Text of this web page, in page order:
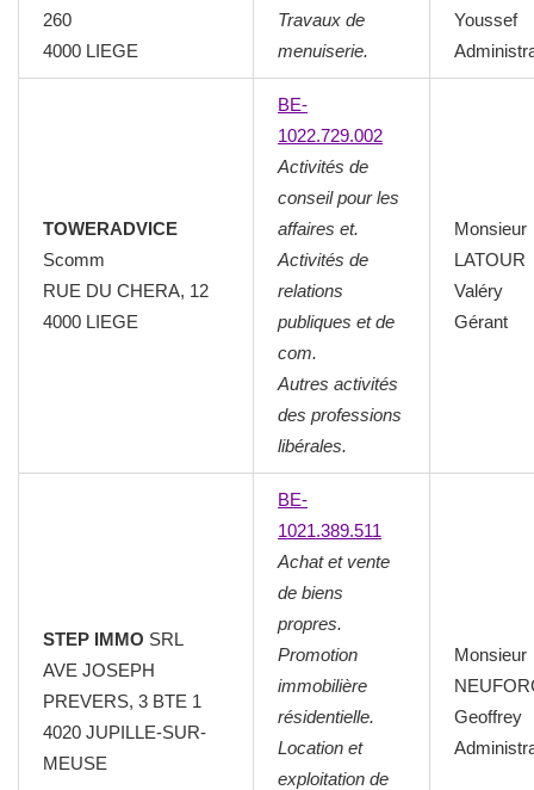
260
4000 LIEGE
Travaux de
menuiserie.
Youssef
TOWERADVICE
Scomm
RUE DU CHERA, 12
4000 LIEGE
BE-
1022.729.002
Activités de
conseil pour les
affaires et.
Activités de
relations
publiques et de
com.
Autres activités
des professions
libérales.
Monsieur
LATOUR
Valéry
Gérant
STEP IMMO SRL
AVE JOSEPH
PREVERS, 3 BTE 1
4020 JUPILLE-SUR-
MEUSE
BE-
1021.389.511
Achat et vente
de biens
propres.
Promotion
immobilière
résidentielle.
Location et
exploitation de
Monsieur
Geoffrey